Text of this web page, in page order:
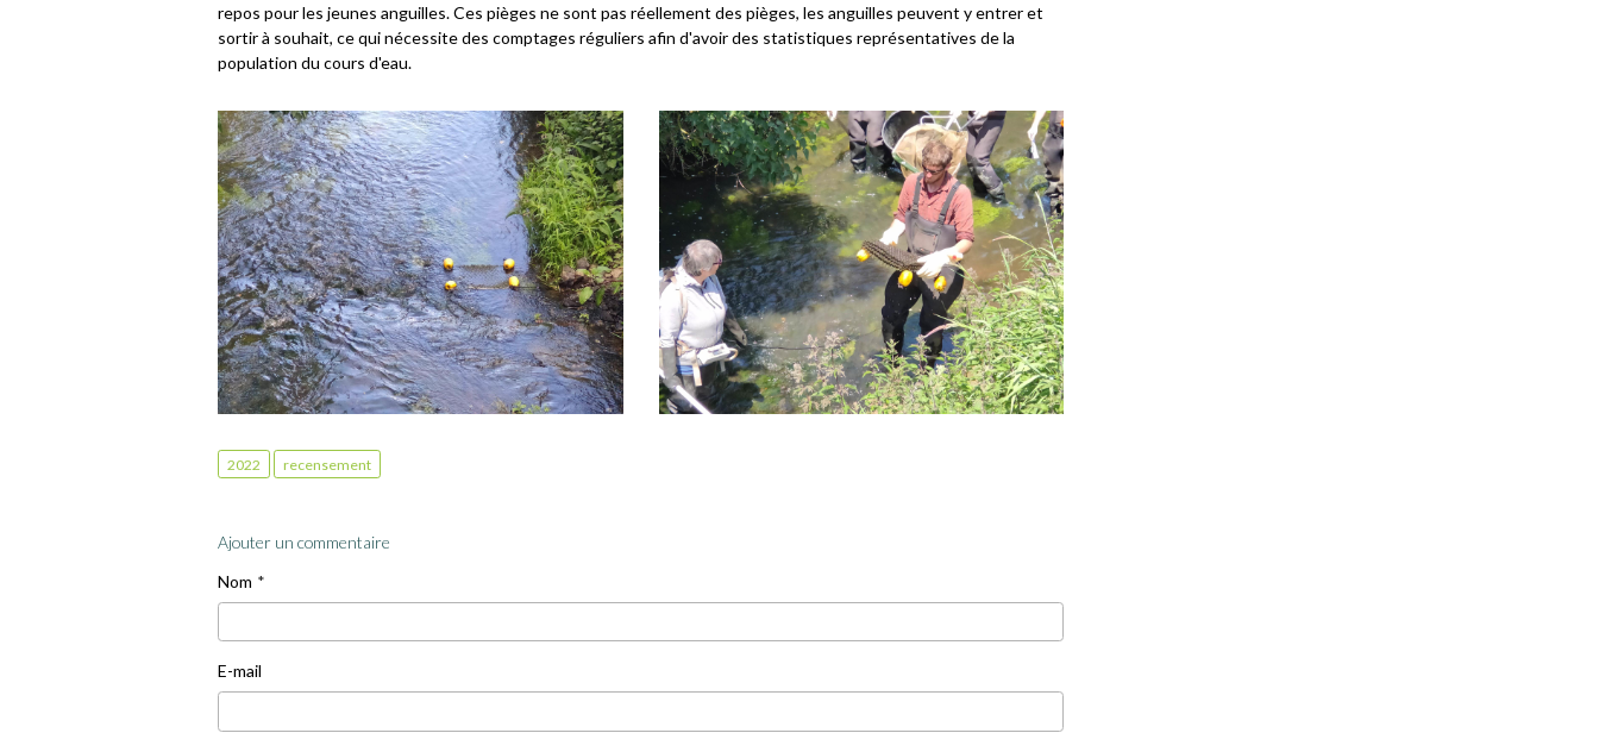
repos pour les jeunes anguilles. Ces pièges ne sont pas réellement des pièges, les anguilles peuvent y entrer et
sortir à souhait, ce qui nécessite des comptages réguliers afin d'avoir des statistiques représentatives de la
population du cours d'eau.
2022 recensement
Ajouter un commentaire
Nom
E-mail